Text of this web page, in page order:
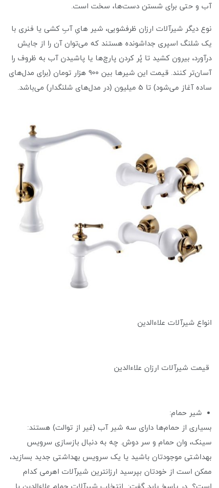
آب و حتی برای شستن دست‌ها، سخت است.
نوع دیگر شیرآلات ارزان ظرفشویی، شیر هایِ آبِ کشی یا فنری با
یک شلنگ اسپری جداشونده هستند که می‌توان آن را از جایش
درآورد، بیرون کشید تا پُر کردن پارچ‌ها یا پاشیدن آب به ظروف را
آسان‌تر کنند. قیمت این شیرها بین 900 هزار تومان (برای مدل‌های
ساده آغاز می‌شود) تا 5 میلیون (در مدل‌های شلنگدار) می‌باشد.
انواع شیرآلات علاءالدین
قیمت شیرآلات ارزان علاءالدین
شیر حمام:
بسیاری از حمام‌ها دارای سه شیر آب (غیر از توالت) هستند:
سینک، وان حمام و سر دوش. چه به دنبال بازسازی سرویس
بهداشتی موجودتان باشید یا یک سرویس بهداشتی جدید بسازید،
ممکن است از خودتان بپرسید ارزانترین شیرآلات اهرمی کدام